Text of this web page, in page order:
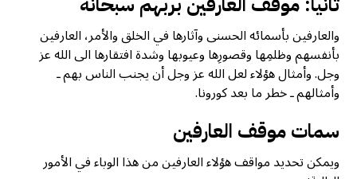
والعارفين بأسمائه الحسنى وآثارها في الخلق والأمر، العارفين
بأنفسهم وظلمِها وقصورِها وعيوبها وشدة افتقارها الى الله عز
وجل. وأمثال هؤلاء لعل الله عز وجل أن يجنب الناس بهم ـ
وأمثالهم ـ خطر ما بعد كورونا.
سمات موقف العارفين
ويمكن تحديد مواقف هؤلاء العارفين من هذا الوباء في الأمور